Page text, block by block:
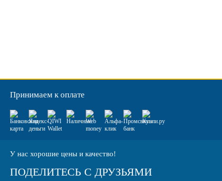
Принимаем к оплате
У нас хорошие цены и качество!
ПОДЕЛИТЕСЬ С ДРУЗЬЯМИ